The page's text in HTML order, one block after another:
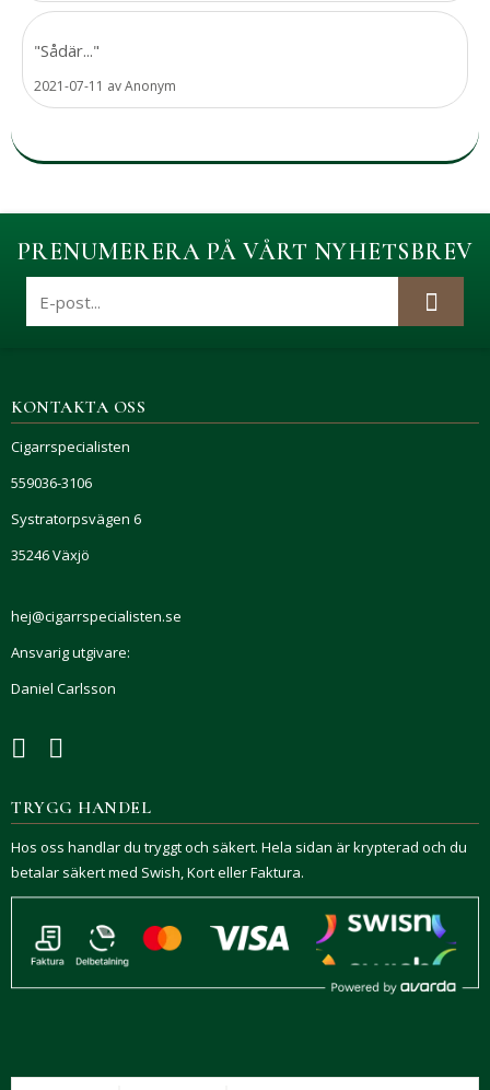
"Sådär..."
2021-07-11 avAnonym
PRENUMERERA PÅ VÅRT NYHETSBREV
KONTAKTA OSS
Cigarrspecialisten
559036-3106
Systratorpsvägen 6
35246 Växjö
hej@cigarrspecialisten.se
Ansvarig utgivare:
Daniel Carlsson
TRYGG HANDEL
Hos oss handlar du tryggt och säkert. Hela sidan är krypterad och du
betalar säkert med Swish, Kort eller Faktura.